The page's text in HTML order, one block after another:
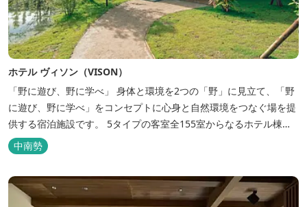
ホテル ヴィソン（VISON）
「野に遊び、野に学べ」 身体と環境を2つの「野」に見立て、「野
に遊び、野に学べ」をコンセプトに心身と自然環境をつなぐ場を提
供する宿泊施設です。 5タイプの客室全155室からなるホテル棟
と、プライベートな滞在が楽しめる一棟独立型のヴィラ6棟がござ
います。
中南勢